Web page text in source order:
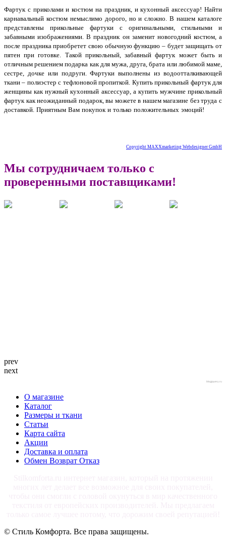
Фартук с приколами и костюм на праздник, и кухонный аксессуар! Найти
карнавальный костюм немыслимо дорого, но и сложно. В нашем каталоге
представлены прикольные фартуки с оригинальными, стильными и
забавными изображениями. В праздник он заменит новогодний костюм, а
после праздника приобретет свою обычную функцию – будет защищать от
пятен при готовке. Такой прикольный, забавный фартук может быть и
отличным решением подарка как для мужа, друга, брата или любимой маме,
сестре, дочке или подруги. Фартуки выполнены из водоотталкивающей
ткани – полиэстер с тефлоновой пропиткой. Купить прикольный фартук для
женщины как нужный кухонный аксессуар, а купить мужчине прикольный
фартук как неожиданный подарок, вы можете в нашем магазине без труда с
доставкой. Приятным Вам покупок и только положительных эмоций!
Copyright MAXXmarketing Webdesigner GmbH
Мы сотрудничаем только с
проверенными поставщиками!
prev
next
blogjquery.ru
О магазине
Каталог
Размеры и ткани
Статьи
Карта сайта
Акции
Доставка и оплата
Обмен Возврат Отказ
© Стиль Комфорта. Все права защищены.